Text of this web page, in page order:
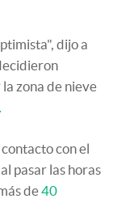
dijo a
zona de nieve
con el
pasar las horas
de40